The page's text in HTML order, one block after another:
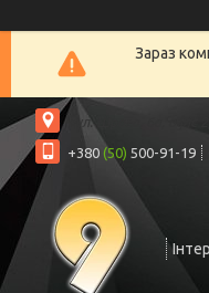
Зараз
вул. Шрага, 6а, офіс
+380 (50) 500-91-19